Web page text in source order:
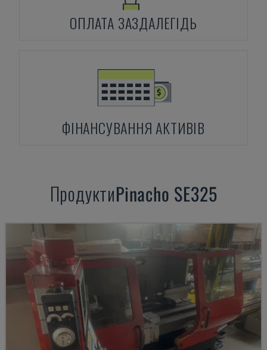
ОПЛАТА ЗАЗДАЛЕГІДЬ
ФІНАНСУВАННЯ АКТИВІВ
ПродуктиPinacho SE325